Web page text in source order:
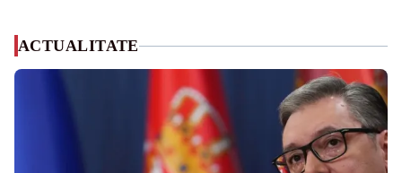
ACTUALITATE